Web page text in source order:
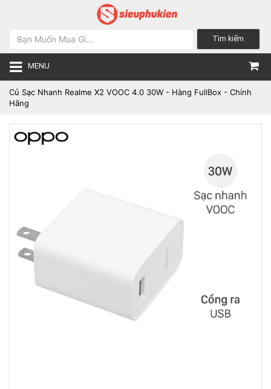
Tìm kiếm
MENU
Củ Sạc Nhanh Realme X2 VOOC 4.0 30W - Hàng FullBox - Chính
Hãng